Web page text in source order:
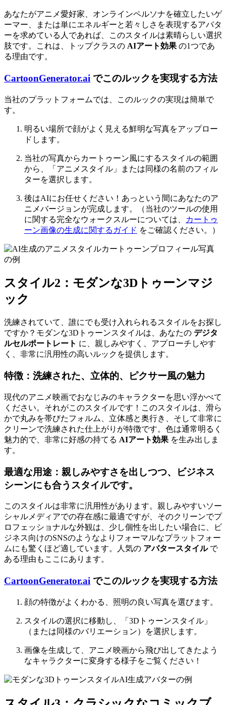
あなたがアニメ愛好家、オンラインペルソナを確立したいゲ
ーマー、または単にエネルギーと若々しさを表現するアバタ
ーを求めている人であれば、このスタイルは素晴らしい選択
肢です。これは、トップクラスの AIアート効果 の1つであ
る理由です。
CartoonGenerator.ai でこのルックを実現する方法
当社のプラットフォームでは、このルックの実現は簡単で
す。
明るい場所で顔がよく見える鮮明な写真をアップロー
ドします。
当社の写真からカートゥーン風にするスタイルの範囲
から、「アニメスタイル」または同様の名前のフィル
ターを選択します。
後はAIにお任せください！あっという間にあなたのア
ニメバージョンが完成します。（当社のツールの使用
に関する完全なウォークスルーについては、
カートゥ
ーン画像の生成に関するガイド をご確認ください。）
スタイル2：モダンな3Dトゥーンマジ
ック
洗練されていて、誰にでも受け入れられるスタイルをお探し
ですか？モダンな3Dトゥーンスタイルは、あなたの デジタ
ルセルポートレート に、親しみやすく、アプローチしやす
く、非常に汎用性の高いルックを提供します。
特徴：洗練された、立体的、ピクサー風の魅力
現代のアニメ映画でおなじみのキャラクターを思い浮かべて
ください。それがこのスタイルです！このスタイルは、滑ら
かで丸みを帯びたフォルム、立体感と奥行き、そして非常に
クリーンで洗練された仕上がりが特徴です。色は通常明るく
魅力的で、非常に好感の持てる AIアート効果 を生み出しま
す。
最適な用途：親しみやすさを出しつつ、ビジネス
シーンにも合うスタイルです。
このスタイルは非常に汎用性があります。親しみやすいソー
シャルメディアでの存在感に最適ですが、そのクリーンでプ
ロフェッショナルな外観は、少し個性を出したい場合に、ビ
ジネス向けのSNSのようなよりフォーマルなプラットフォー
ムにも驚くほど適しています。人気の アバタースタイルで
ある理由もここにあります。
CartoonGenerator.ai でこのルックを実現する方法
顔の特徴がよくわかる、照明の良い写真を選びます。
スタイルの選択に移動し、「3Dトゥーンスタイル」
（または同様のバリエーション）を選択します。
画像を生成して、アニメ映画から飛び出してきたよう
なキャラクターに変身する様子をご覧ください！